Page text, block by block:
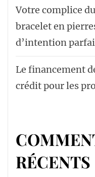
Votre complice
bracelet en
d’intention
Le financement
crédit pour les
RÉCENTS